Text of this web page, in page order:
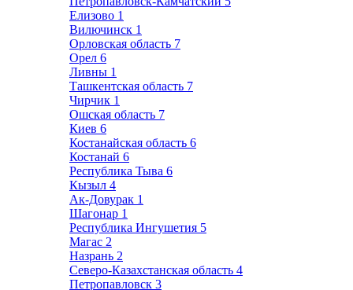
Елизово 1
Вилючинск 1
Орловская область 7
Орел 6
Ливны 1
Ташкентская область 7
Чирчик 1
Ошская область 7
Киев 6
Костанайская область 6
Костанай 6
Республика Тыва 6
Кызыл 4
Ак-Довурак 1
Шагонар 1
Республика Ингушетия 5
Магас 2
Назрань 2
Северо-Казахстанская область 4
Петропавловск 3